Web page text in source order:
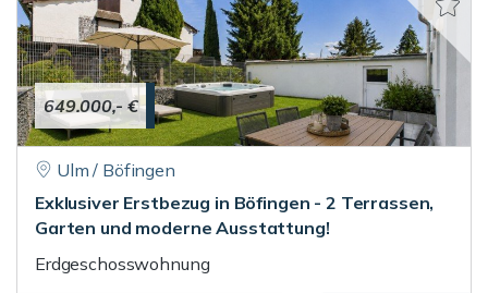
649.000,- €
Ulm / Böfingen
Exklusiver Erstbezug in Böfingen - 2 Terrassen,
Garten und moderne Ausstattung!
Erdgeschosswohnung